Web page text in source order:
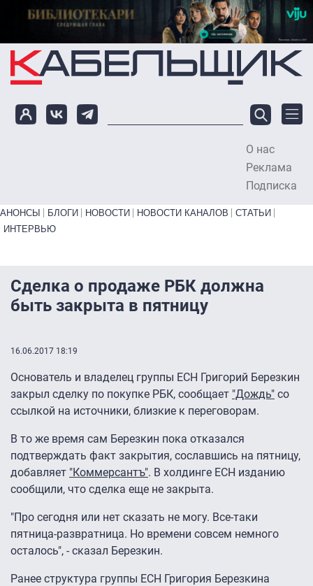
Перейти к основному содержанию
О нас
Реклама
Подписка
Primary links bottom
АНОНСЫ БЛОГИ НОВОСТИ НОВОСТИ КАНАЛОВ
СТАТЬИ
ИНТЕРВЬЮ
Сделка о продаже РБК должна
быть закрыта в пятницу
16.06.2017 18:19
Основатель и владелец группы ЕСН Григорий Березкин
закрыл сделку по покупке РБК, сообщает "Дождь" со
ссылкой на источники, близкие к переговорам.
В то же время сам Березкин пока отказался
подтверждать факт закрытия, сославшись на пятницу,
добавляет "Коммерсантъ". В холдинге ЕСН изданию
сообщили, что сделка еще не закрыта.
"Про сегодня или нет сказать не могу. Все-таки
пятница-развратница. Но времени совсем немного
осталось", - сказал Березкин.
Ранее структура группы ЕСН Григория Березкина